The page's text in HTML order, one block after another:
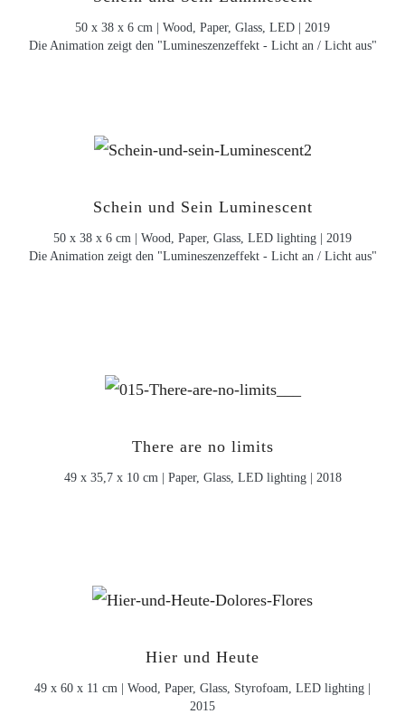
50 x 38 x 6 cm | Wood, Paper, Glass, LED | 2019
Die Animation zeigt den "Lumineszenzeffekt - Licht an / Licht aus"
Schein und Sein Luminescent
50 x 38 x 6 cm | Wood, Paper, Glass, LED lighting | 2019
Die Animation zeigt den "Lumineszenzeffekt - Licht an / Licht aus"
There are no limits
49 x 35,7 x 10 cm | Paper, Glass, LED lighting | 2018
Hier und Heute
49 x 60 x 11 cm | Wood, Paper, Glass, Styrofoam, LED lighting |
2015